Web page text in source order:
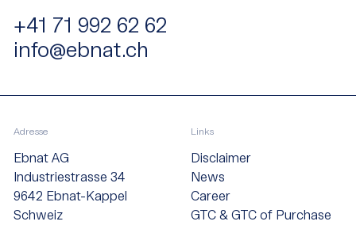
+41 71 992 62 62
info@ebnat.ch
Adresse
Ebnat AG
Industriestrasse 34
9642 Ebnat-Kappel
Schweiz
Links
Disclaimer
News
Career
GTC & GTC of Purchase